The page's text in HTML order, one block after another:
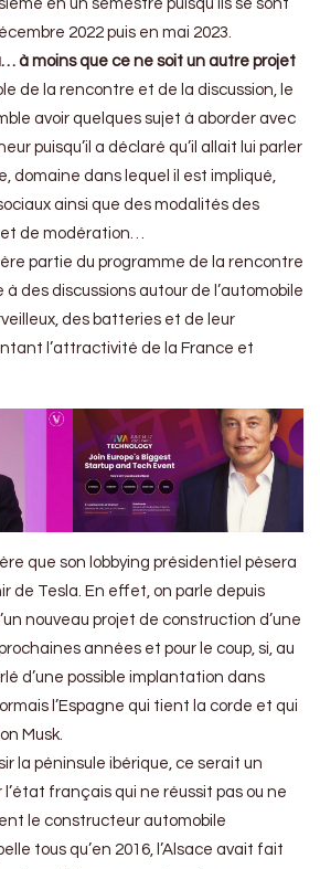
en un semestre puisqu’ils se sont
2022 puis en mai 2023.
à moins que ce ne soit un autre projet
de la rencontre et de la discussion, le
avoir quelques sujet à aborder avec
puisqu’il a déclaré qu’il allait lui parler
domaine dans lequel il est impliqué,
ainsi que des modalités des
de modération…
partie du programme de la rencontre
à des discussions autour de l’automobile
des batteries et de leur
l’attractivité de la France et
que son lobbying présidentiel pèsera
de Tesla. En effet, on parle depuis
nouveau projet de construction d’une
années et pour le coup, si, au
d’une possible implantation dans
l’Espagne qui tient la corde et qui
Musk.
la péninsule ibérique, ce serait un
français qui ne réussit pas ou ne
le constructeur automobile
tous qu’en 2016, l’Alsace avait fait